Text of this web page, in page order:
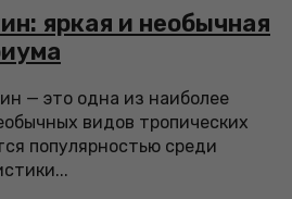
яркая и необычная
— это одна из наиболее
видов тропических
популярностью среди